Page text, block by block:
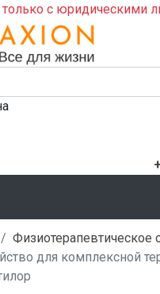
с юридическими
Физиотерапевтическое
для комплексной